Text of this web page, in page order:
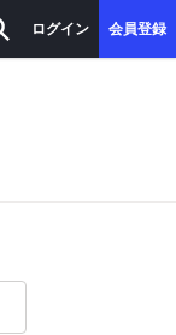
ログイン 会員登録